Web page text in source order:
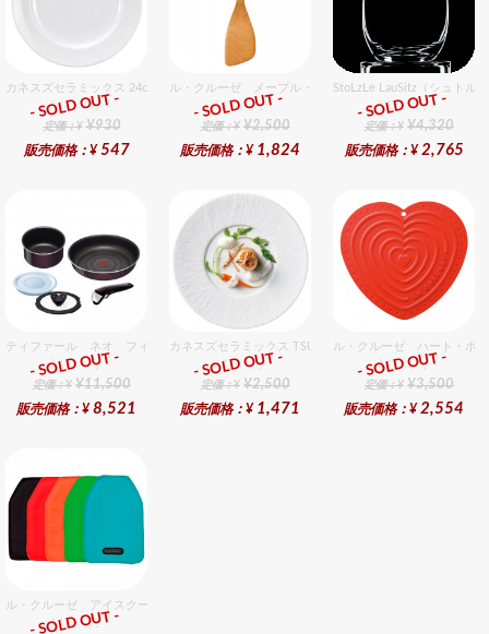
カネスズセラミックス 24cmミート
総合ﾗﾝｷﾝｸﾞ
定価：¥ ¥930
販売価格：¥ 547
- SOLD OUT -
ル・クルーゼ メープル・ウッド・ターナー
総合ﾗﾝｷﾝｸﾞ
定価：¥ ¥2,500
販売価格：¥ 1,824
- SOLD OUT -
StoLzLe LauSitz（シュトル
総合ﾗﾝｷﾝｸﾞ
定価：¥ ¥4,320
販売価格：¥ 2,765
- SOLD OUT -
ティファール ネオ フィグノワールセット 5
総合ﾗﾝｷﾝｸﾞ
定価：¥ ¥11,500
販売価格：¥ 8,521
- SOLD OUT -
カネスズセラミックス TSUMUGI27cmディナー
総合ﾗﾝｷﾝｸﾞ
定価：¥ ¥2,500
販売価格：¥ 1,471
- SOLD OUT -
ル・クルーゼ ハート・ポ
総合ﾗﾝｷﾝｸﾞ
定価：¥ ¥3,500
販売価格：¥ 2,554
- SOLD OUT -
ル・クルーゼ アイスクーラースリーブ チェリーレッド
総合ﾗﾝｷﾝｸﾞ
- SOLD OUT -